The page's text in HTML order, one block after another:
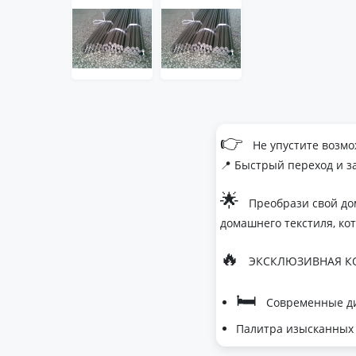
👉
Не упустите
📍 Быстрый переход и
🌟
Преобрази свой
домашнего текстиля,
🔥 ЭКСКЛЮЗИВНАЯ
🛏
Современные
Палитра изысканных